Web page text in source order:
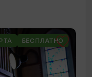
БЕСПЛАТНО